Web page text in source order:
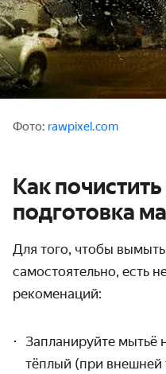
Фото: rawpixel.com
Как
подготовка
Для того, чтобы вымыть
самостоятельно, есть
рекоменаций:
Запланируйте мытьё
тёплый (при внешней